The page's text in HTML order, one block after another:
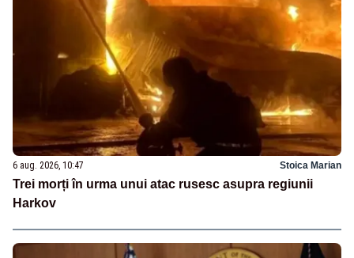
6 aug. 2026, 10:47 Stoica Marian
Trei morți în urma unui atac rusesc asupra regiunii
Harkov